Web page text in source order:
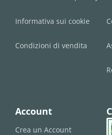
Informativa sui cookie
Condizioni di vendita
Account
Crea un Account